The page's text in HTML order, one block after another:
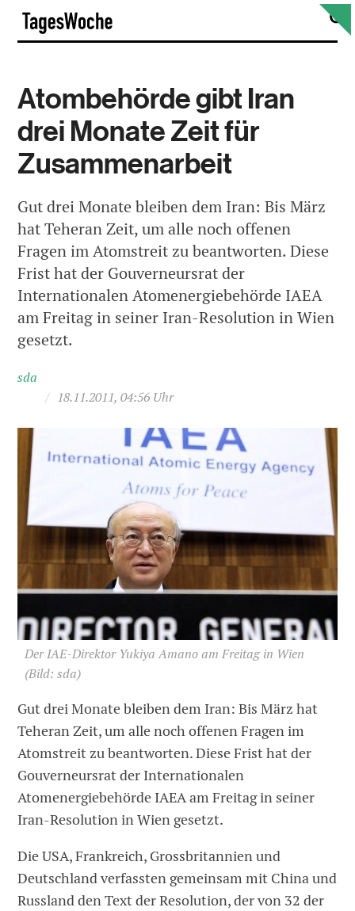
Skip
content
Atombehörde gibt Iran
drei Monate Zeit für
Zusammenarbeit
Gut drei Monate bleiben dem Iran: Bis März
hat Teheran Zeit, um alle noch offenen
Fragen im Atomstreit zu beantworten. Diese
Frist hat der Gouverneursrat der
Internationalen Atomenergiebehörde IAEA
am Freitag in seiner Iran-Resolution in Wien
gesetzt.
sda
/ 18.11.2011, 04:56 Uhr
Der IAE-Direktor Yukiya Amano am Freitag in Wien
(Bild: sda)
Gut drei Monate bleiben dem Iran: Bis März hat
Teheran Zeit, um alle noch offenen Fragen im
Atomstreit zu beantworten. Diese Frist hat der
Gouverneursrat der Internationalen
Atomenergiebehörde IAEA am Freitag in seiner
Iran-Resolution in Wien gesetzt.
Die USA, Frankreich, Grossbritannien und
Deutschland verfassten gemeinsam mit China und
Russland den Text der Resolution, der von 32 der